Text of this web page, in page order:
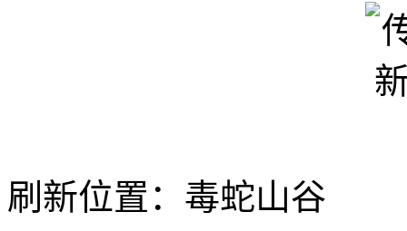
刷新位置：毒蛇山谷